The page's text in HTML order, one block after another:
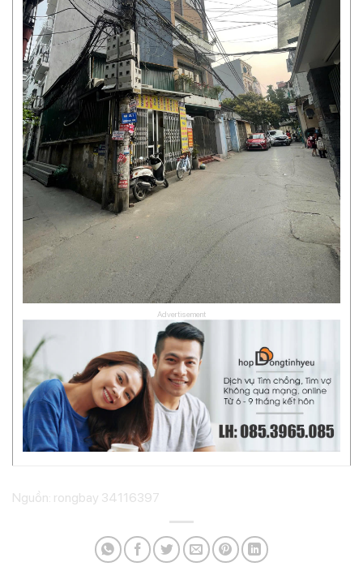
Advertisement
Nguồn: rongbay 34116397